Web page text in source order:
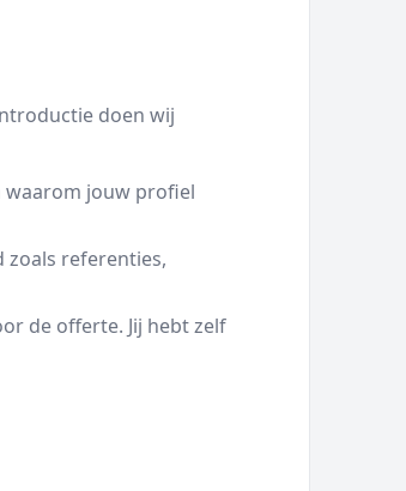
doen wij
waarom jouw profiel
zoals referenties,
de offerte. Jij hebt zelf